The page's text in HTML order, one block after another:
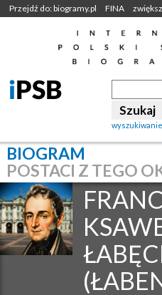
Przejdź do: biogramy.pl FINA
BIOGRAM
POSTACI Z TEGO